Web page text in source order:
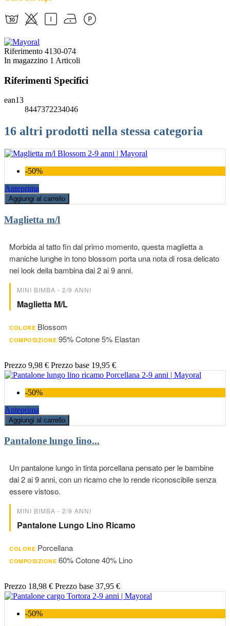
Riferimento 4130-074
In magazzino 1 Articoli
Riferimenti Specifici
ean13
8447372234046
16 altri prodotti nella stessa categoria
-50%
Anteprima
Aggiungi al carrello
Maglietta m/l
Morbida al tatto fin dal primo momento, questa maglietta a
maniche lunghe in tono blossom porta una nota di rosa delicato
nei look della bambina dai 2 ai 9 anni.
MINI BIMBA - 2/9 ANNI
Maglietta M/l
COLORE Blossom
COMPOSIZIONE 95% Cotone 5% Elastan
Prezzo 9,98 € Prezzo base 19,95 €
-50%
Anteprima
Aggiungi al carrello
Pantalone lungo lino...
Un pantalone lungo in tinta porcellana pensato per le bambine
dai 2 ai 9 anni, con un ricamo che lo rende riconoscibile senza
essere vistoso.
MINI BIMBA - 2/9 ANNI
Pantalone Lungo Lino Ricamo
COLORE Porcellana
COMPOSIZIONE 60% Cotone 40% Lino
Prezzo 18,98 € Prezzo base 37,95 €
-50%